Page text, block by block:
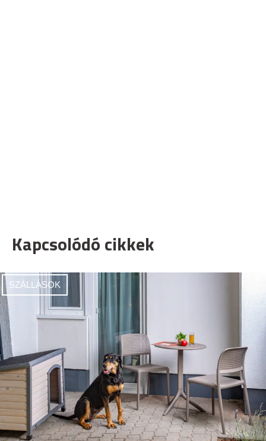
Kapcsolódó cikkek
SZÁLLÁSOK